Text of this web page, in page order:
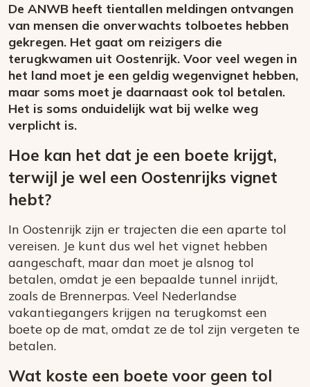
De ANWB heeft tientallen meldingen ontvangen
van mensen die onverwachts tolboetes hebben
gekregen. Het gaat om reizigers die
terugkwamen uit Oostenrijk. Voor veel wegen in
het land moet je een geldig wegenvignet hebben,
maar soms moet je daarnaast ook tol betalen.
Het is soms onduidelijk wat bij welke weg
verplicht is.
Hoe kan het dat je een boete krijgt,
terwijl je wel een Oostenrijks vignet
hebt?
In Oostenrijk zijn er trajecten die een aparte tol
vereisen. Je kunt dus wel het vignet hebben
aangeschaft, maar dan moet je alsnog tol
betalen, omdat je een bepaalde tunnel inrijdt,
zoals de Brennerpas. Veel Nederlandse
vakantiegangers krijgen na terugkomst een
boete op de mat, omdat ze de tol zijn vergeten te
betalen.
Wat koste een boete voor geen tol